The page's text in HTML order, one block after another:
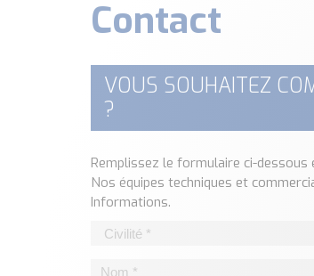
Contact
VOUS SOUHAITEZ
?
Remplissez le formulaire ci-
Nos équipes techniques et
Informations.